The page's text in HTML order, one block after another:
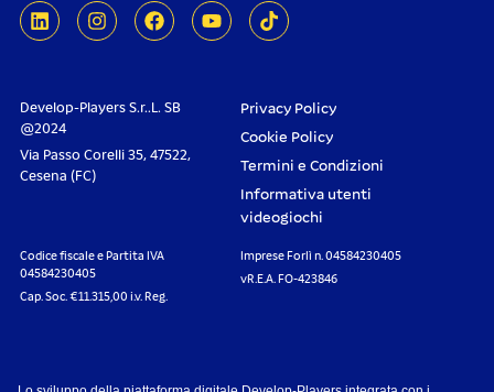
Develop-Players S.r..L. SB
@2024
Via Passo Corelli 35, 47522,
Cesena (FC)
Privacy Policy
Cookie Policy
Termini e Condizioni
Informativa utenti
videogiochi
Codice fiscale e Partita IVA
04584230405
Cap. Soc. €11.315,00 i.v. Reg.
Imprese Forlì n. 04584230405
vR.E.A. FO-423846